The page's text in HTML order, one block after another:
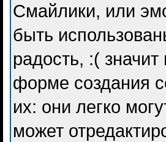
Смайлики, или
быть
радость, :(
форме создания
их: они легко
может